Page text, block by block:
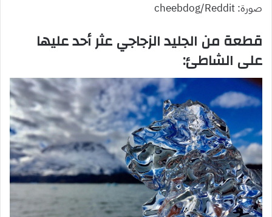
صورة: cheebdog/Reddit
قطعة من الجليد الزجاجي عثر أحد عليها
على الشاطئ: